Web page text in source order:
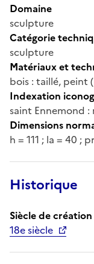
Domaine
sculpture
Catégorie
sculpture
Matériaux et
bois : taillé, peint
Indexation
saint Ennemond
Dimensions
h = 111 ; la = 40 ;
Historique
Siècle de
18e siècle